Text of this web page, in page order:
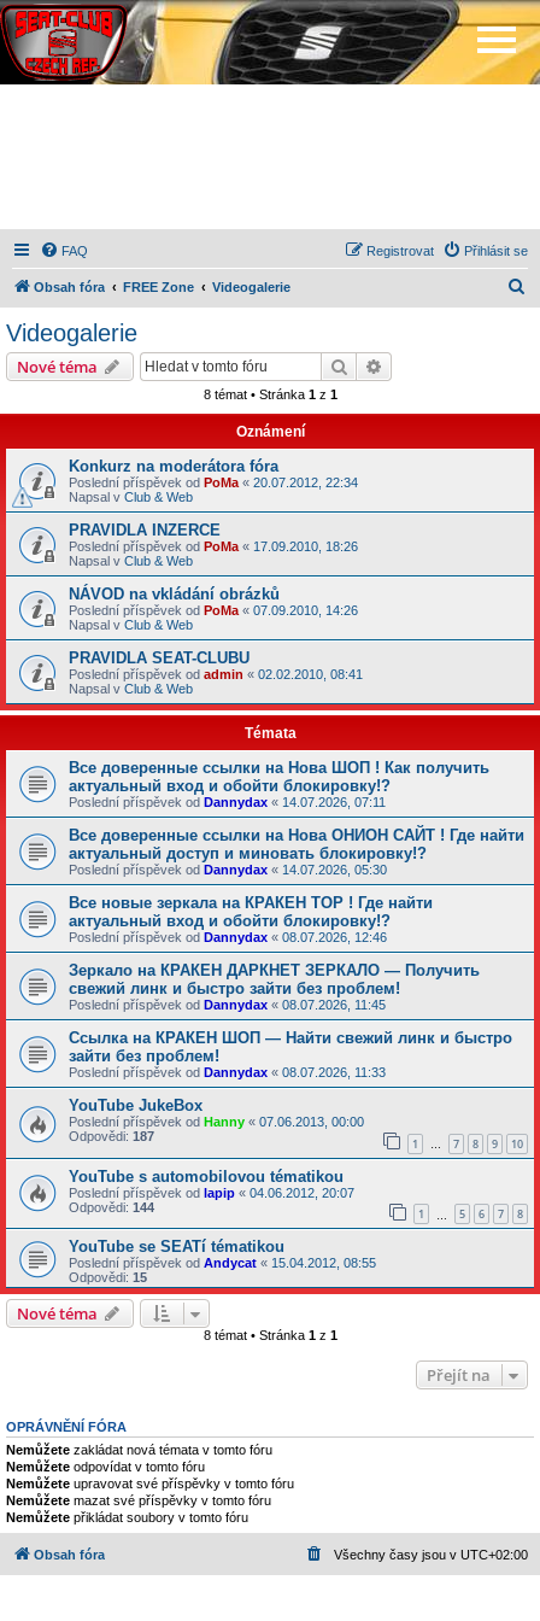
FAQ Přihlásit se
Registrovat
Obsah fóra FREE Zone Videogalerie
Videogalerie
Nové téma Hledat
8 témat • Stránka 1z 1
Oznámení
Konkurz na moderátora fóra
Poslední příspěvek od PoMa « 20.07.2012, 22:34
Napsal v Club & Web
PRAVIDLA INZERCE
Poslední příspěvek od PoMa « 17.09.2010, 18:26
Napsal v Club & Web
NÁVOD na vkládání obrázků
Poslední příspěvek od PoMa « 07.09.2010, 14:26
Napsal v Club & Web
PRAVIDLA SEAT-CLUBU
Poslední příspěvek od admin « 02.02.2010, 08:41
Napsal v Club & Web
Témata
Все доверенные ссылки на Нова ШОП ! Как получить
актуальный вход и обойти блокировку!?
Poslední příspěvek od Dannydax « 14.07.2026, 07:11
Все доверенные ссылки на Нова ОНИОН САЙТ ! Где найти
актуальный доступ и миновать блокировку!?
Poslední příspěvek od Dannydax « 14.07.2026, 05:30
Все новые зеркала на КРАКЕН ТОР ! Где найти
актуальный вход и обойти блокировку!?
Poslední příspěvek od Dannydax « 08.07.2026, 12:46
Зеркало на КРАКЕН ДАРКНЕТ ЗЕРКАЛО — Получить
свежий линк и быстро зайти без проблем!
Poslední příspěvek od Dannydax « 08.07.2026, 11:45
Ссылка на КРАКЕН ШОП — Найти свежий линк и быстро
зайти без проблем!
Poslední příspěvek od Dannydax « 08.07.2026, 11:33
YouTube JukeBox
Poslední příspěvek od Hanny « 07.06.2013, 00:00
Odpovědi: 187 1 … 7 8 9 10
YouTube s automobilovou tématikou
Poslední příspěvek od lapip « 04.06.2012, 20:07
Odpovědi: 144 1 5 6 7 8
YouTube se SEATí tématikou
Poslední příspěvek od Andycat « 15.04.2012, 08:55
Odpovědi: 15
Nové téma
8 témat • Stránka 1z 1
Přejít na
OPRÁVNĚNÍ FÓRA
Nemůžete zakládat nová témata v tomto fóru
Nemůžete odpovídat v tomto fóru
Nemůžete upravovat své příspěvky v tomto fóru
Nemůžete mazat své příspěvky v tomto fóru
Nemůžete přikládat soubory v tomto fóru
Obsah fóra Všechny časy jsou v UTC+02:00